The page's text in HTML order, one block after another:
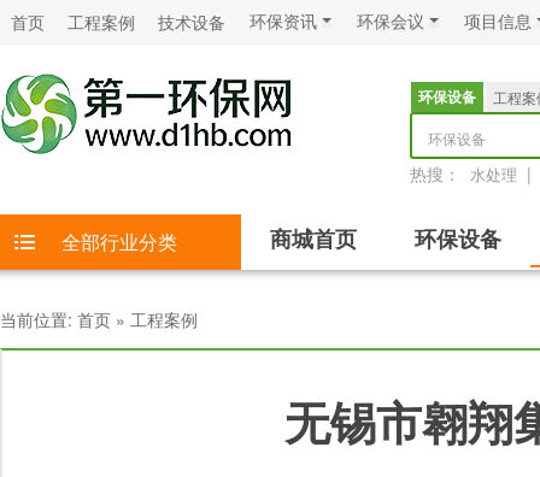
首页 工程案例 技术设备 环保资讯 环保会议 项目信息
环保设备
工程案
环保设备
热搜： 水处理 |
全部行业分类 商城首页 环保设备
当前位置: 首页 » 工程案例
无锡市翱翔